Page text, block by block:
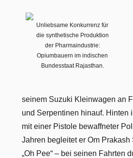
Unliebsame Konkurrenz für
die synthetische Produktion
der Pharmaindustrie:
Opiumbauern im indischen
Bundesstaat Rajasthan.
seinem Suzuki Kleinwagen an
und Serpentinen hinauf. Hinten
mit einer Pistole bewaffneter
Jahren begleitet er Om Prakash
„Oh Pee“ – bei seinen Fahrten